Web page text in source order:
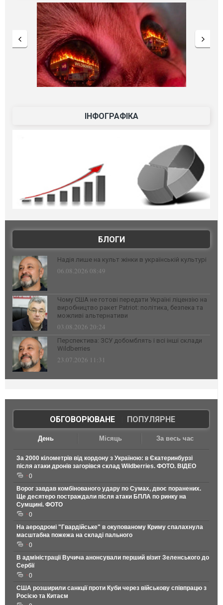
ІНФОГРАФІКА
БЛОГИ
Надія лише на культ жінки в українській культурі
06.08.2026 08:49
Чому США не готові передати Україні ліцензію на
виробництво ракет Patriot: політика, безпека та
можливі альтернативи
03.08.2026 20:24
Перспектива: ЗСУ добомблять і всі інші склади
Wildberries
23.07.2026 11:31
ОБГОВОРЮВАНЕ| ПОПУЛЯРНЕ
День Місяць За весь час
За 2000 кілометрів від кордону з Україною: в Єкатеринбурзі
після атаки дронів загорівся склад Wildberries. ФОТО. ВІДЕО
0
Ворог завдав комбінованого удару по Сумах, двоє поранених.
Ще десятеро постраждали після атаки БПЛА по ринку на
Сумщині. ФОТО
0
На аеродромі "Гвардійське" в окупованому Криму спалахнула
масштабна пожежа на складі пального
0
В адміністрації Вучича анонсували перший візит Зеленського до
Сербії
0
США розширили санкції проти Куби через військову співпрацю з
Росією та Китаєм